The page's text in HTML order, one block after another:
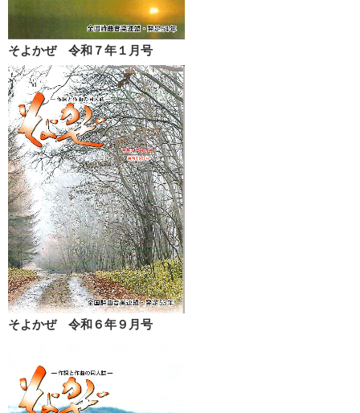
そよかぜ 令和７年１月号
そよかぜ 令和６年９月号